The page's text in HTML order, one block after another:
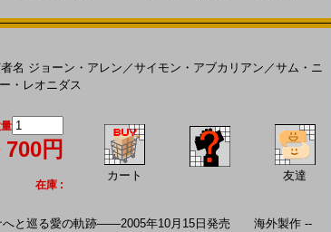
名 ジョーン・アレン ／サイモン・アブカリアン ／サム・ニ
・レオニダス
円
在庫 :
カート 友達
へと巡る愛の軌跡――2005年10月15日発売 海外製作 --